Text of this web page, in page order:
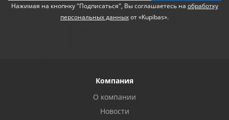
Нажимая на кнопнку "Подписаться", Вы соглашаетесь на обработку
персональных данныхот «Kupibas».
Компания
О компании
Новости